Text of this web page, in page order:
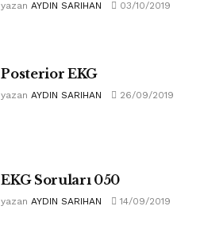
yazan AYDIN SARIHAN 03/10/2019
Posterior EKG
yazan AYDIN SARIHAN 26/09/2019
EKG Soruları 050
yazan AYDIN SARIHAN 14/09/2019